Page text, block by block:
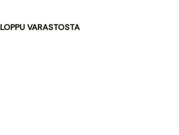
LOPPU VARASTOSTA